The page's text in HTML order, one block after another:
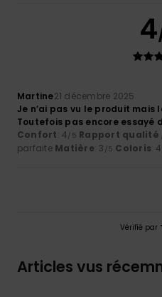
4
Martine21 décembre 2025
Je n’ai pas vu le produit
Toutefois pas encore essayé
Confort: 4/5 Rapport qualité
parfaite Matière: 3 /5 Coloris: 4
Vérifié par
Articles vus